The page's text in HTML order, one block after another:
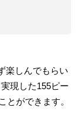
楽しんでもらい
現した155ピー
とができます。